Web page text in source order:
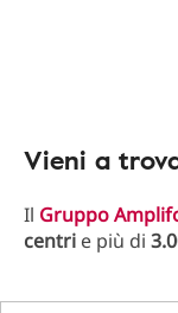
Vieni a
Il Gruppo
centri e più di